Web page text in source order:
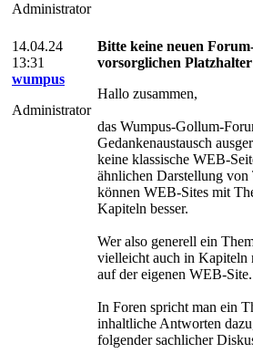
Administrator
14.04.24
13:31
wumpus
Administrator
Bitte keine neuen
vorsorglichen
Hallo zusammen,
das Wumpus-Gollum-
Gedankenaustausch
keine klassische WEB-
ähnlichen Darstellung von
können WEB-Sites mit
Kapiteln besser.
Wer also generell ein
vielleicht auch in Kapiteln
auf der eigenen WEB-Site.
In Foren spricht man ein
inhaltliche Antworten
folgender sachlicher